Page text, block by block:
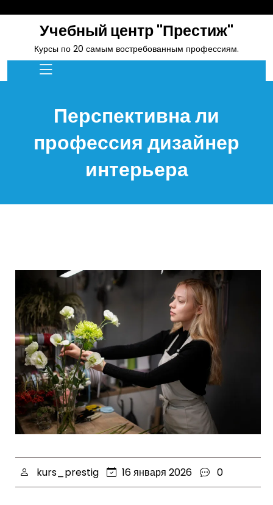
Учебный центр "Престиж"
Курсы по 20 самым востребованным профессиям.
Перспективна ли
профессия дизайнер
интерьера
kurs_prestig 16 января 2026 0